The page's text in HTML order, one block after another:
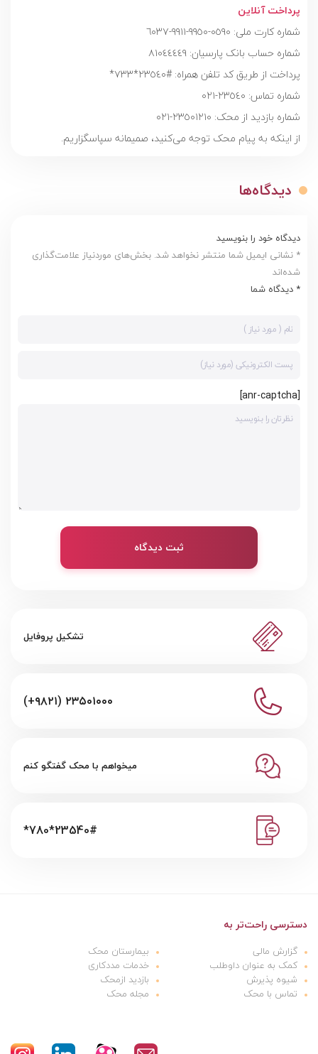
پرداخت آنلاین
شماره کارت ملی: ٠٥٩٠-٩٩٥٠-٩٩١١-٦٠٣٧
شماره حساب بانک پارسيان: ٨١٠٤٤٤٤٩
پرداخت از طریق کد تلفن همراه: #٢٣٥٤٠*٧٣٣*
شماره تماس: ٢٣٥٤٠-٠٢١
شماره بازدید از محک: ٢٣٥٠١٢١٠-٠٢١
از اینکه به پیام محک توجه می‌کنید، صمیمانه سپاسگزاریم.
دیدگاه‌ها
دیدگاه خود را بنویسید
* نشانی ایمیل شما منتشر نخواهد شد. بخش‌های موردنیاز علامت‌گذاری
شده‌اند
* دیدگاه شما
[anr-captcha]
ثبت دیدگاه
تشکیل پروفایل
(+۹۸۲۱) ۲۳۵۰۱۰۰۰
میخواهم با محک گفتگو کنم
*780*23540#
دسترسی راحت‌تر به
گزارش مالی
بیمارستان محک
کمک به عنوان داوطلب
خدمات مددکاری
شیوه پذیرش
بازدید ازمحک
تماس با محک
مجله محک